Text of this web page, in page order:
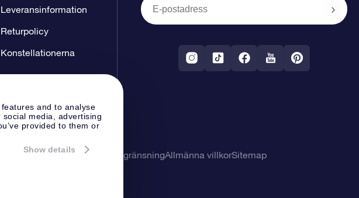
and to analyse
media, advertising
provided to them or
Show details
Leveransinformation
Returpolicy
Konstellationerna
Sekretesspolicy & AnsvarsbegränsningAllmänna villkorSitemap